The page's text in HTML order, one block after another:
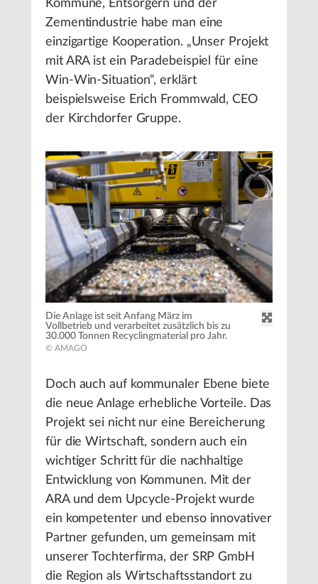
Kommune, Entsorgern und der
Zementindustrie habe man eine
einzigartige Kooperation. „Unser Projekt
mit ARA ist ein Paradebeispiel für eine
Win-Win-Situation“, erklärt
beispielsweise Erich Frommwald, CEO
der Kirchdorfer Gruppe.
Die Anlage ist seit Anfang März im
Vollbetrieb und verarbeitet zusätzlich bis zu
30.000 Tonnen Recyclingmaterial pro Jahr.
© AMAGO
Doch auch auf kommunaler Ebene biete
die neue Anlage erhebliche Vorteile. Das
Projekt sei nicht nur eine Bereicherung
für die Wirtschaft, sondern auch ein
wichtiger Schritt für die nachhaltige
Entwicklung von Kommunen. Mit der
ARA und dem Upcycle-Projekt wurde
ein kompetenter und ebenso innovativer
Partner gefunden, um gemeinsam mit
unserer Tochterfirma, der SRP GmbH
die Region als Wirtschaftsstandort zu